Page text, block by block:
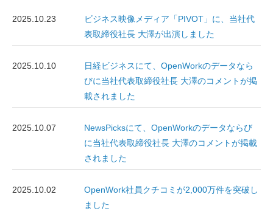
2025.10.23
ビジネス映像メディア「PIVOT」に、当社代
表取締役社長 大澤が出演しました
2025.10.10
日経ビジネスにて、OpenWorkのデータなら
びに当社代表取締役社長 大澤のコメントが掲
載されました
2025.10.07
NewsPicksにて、OpenWorkのデータならび
に当社代表取締役社長 大澤のコメントが掲載
されました
2025.10.02
OpenWork社員クチコミが2,000万件を突破し
ました